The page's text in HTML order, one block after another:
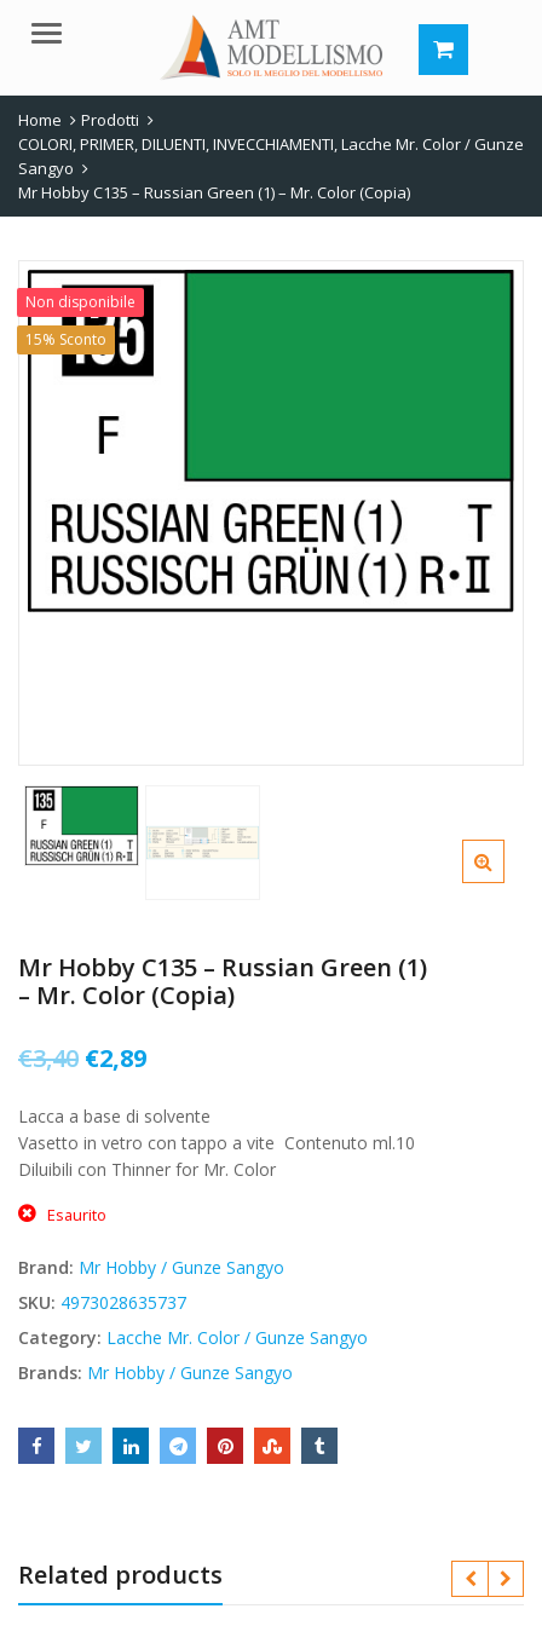
Menu
Home
Prodotti
COLORI, PRIMER, DILUENTI, INVECCHIAMENTI,Lacche Mr. Color / Gunze
Sangyo
Mr Hobby C135 – Russian Green (1) – Mr. Color (Copia)
Non disponibile
15% Sconto
Mr Hobby C135 – Russian Green (1)
– Mr. Color (Copia)
€3,40 Il
originale
era:
€3,40.
€2,89Il
attuale
è:
Lacca a base di solvente
Vasetto in vetro con tappo a vite  Contenuto ml.10
Diluibili con Thinner for Mr. Color
Esaurito
Brand: Mr Hobby / Gunze Sangyo
SKU: 4973028635737
Category: Lacche Mr. Color / Gunze Sangyo
Brands: Mr Hobby / Gunze Sangyo
Related products